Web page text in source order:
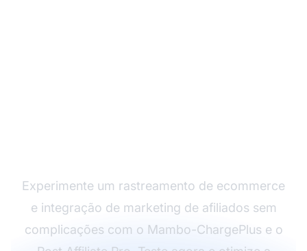
Experimente um rastreamento de ecommerce
e integração de marketing de afiliados sem
complicações com o Mambo-ChargePlus e o